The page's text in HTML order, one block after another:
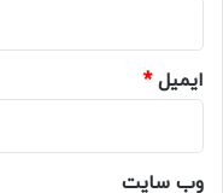
ایمیل*
وب‌ سایت